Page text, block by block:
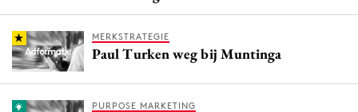
MERKSTRATEGIE
Paul Turken weg bij Muntinga
PURPOSE MARKETING